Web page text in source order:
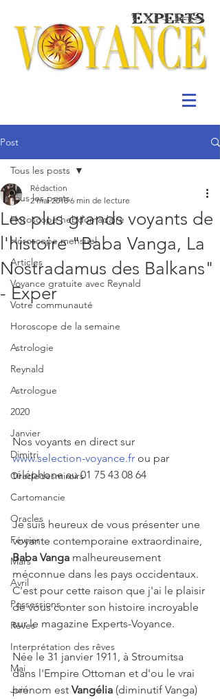
Post
Tous les posts
Horoscope hebdomadaire
Horoscope mensuel
Articles
Voyance gratuite avec Reynald
Votre communauté
Horoscope de la semaine
Astrologie
Reynald
Astrologue
2020
Janvier
Dimitri
Oracledesmiroirs
Cartomancie
Oracles
Février
Mars
Avril
Possessions
Rêves
Interprétation des rêves
Mai
Juin
Tous les posts
Les plus grands voyants de
l'histoire "Baba Vanga, La
Nostradamus des Balkans"
- Exper
Rédaction
2 mai 2018 6 min de lecture
Nos voyants en direct sur
www.selection-voyance.fr ou par
téléphone au 01 75 43 08 64
Je suis heureux de vous présenter une
voyante contemporaine extraordinaire,
Baba Vanga malheureusement
méconnue dans les pays occidentaux.
C'est pour cette raison que j'ai le plaisir
de vous conter son histoire incroyable
sur le magazine Experts-Voyance.
Née le 31 janvier 1911, à Stroumitsa
dans l'Empire Ottoman et d'ou le vrai
prénom est Vangélia (diminutif Vanga)